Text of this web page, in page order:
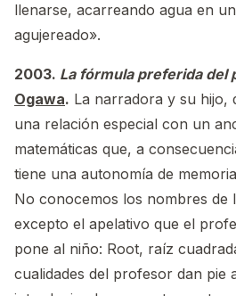
llenarse, acarreando agua en
agujereado».
2003. La fórmula preferida del
Ogawa. La narradora y su hijo,
una relación especial con un
matemáticas que, a
tiene una autonomía de
No conocemos los nombres de
excepto el apelativo que el
pone al niño: Root, raíz
cualidades del profesor dan pie